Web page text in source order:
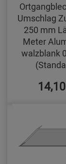
Umschlag
250 mm
Meter
walzblank